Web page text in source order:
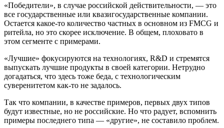
«Победители», в случае российской действительности, — это
все государственные или квазигосударственные компании.
Остается какое-то количество частных в основном из FMCG и
ритейла, но это скорее исключение. В общем, плоховато в
этом сегменте с примерами.
«Лучшие» фокусируются на технологиях, R&D и стремятся
выпускать лучшие продукты в своей категории. Нетрудно
догадаться, что здесь тоже беда, с технологическим
суверенитетом как-то не задалось.
Так что компании, в качестве примеров, первых двух типов
будут известные, но не российские. Но что радует, вспомнить
примеры последнего типа — «другие», не составило проблем.